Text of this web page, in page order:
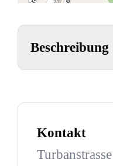
Beschreibung
Kontakt